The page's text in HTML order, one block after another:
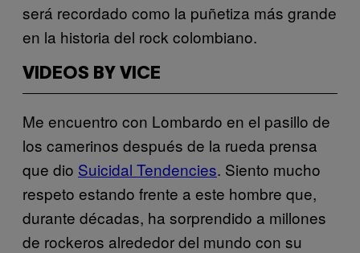
será recordado como la puñetiza más grande
en la historia del rock colombiano.
VIDEOS BY VICE
Me encuentro con Lombardo en el pasillo de
los camerinos después de la rueda prensa
que dio Suicidal Tendencies. Siento mucho
respeto estando frente a este hombre que,
durante décadas, ha sorprendido a millones
de rockeros alrededor del mundo con su